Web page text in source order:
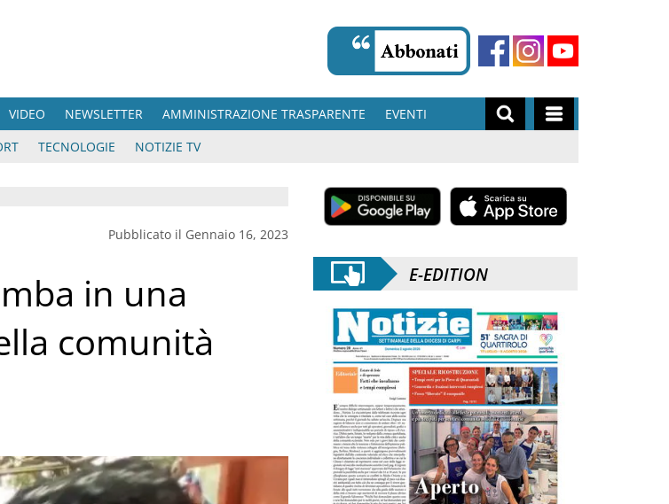
VIDEO NEWSLETTER AMMINISTRAZIONE TRASPARENTE
EVENTI
TECNOLOGIE NOTIZIE TV
Pubblicato il Gennaio 16, 2023
in una
comunità
E-EDITION